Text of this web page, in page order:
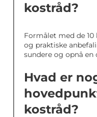
kostråd?
Formålet med de
og praktiske
sundere og opnå
Hvad er
kostråd?